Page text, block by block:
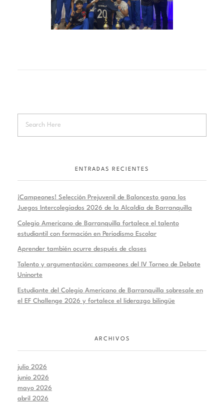
ENTRADAS RECIENTES
¡Campeones! Selección Prejuvenil de Baloncesto gana los
Juegos Intercolegiados 2026 de la Alcaldía de Barranquilla
Colegio Americano de Barranquilla fortalece el talento
estudiantil con formación en Periodismo Escolar
Aprender también ocurre después de clases
Talento y argumentación: campeones del IV Torneo de Debate
Uninorte
Estudiante del Colegio Americano de Barranquilla sobresale en
el EF Challenge 2026 y fortalece el liderazgo bilingüe
ARCHIVOS
julio 2026
junio 2026
mayo 2026
abril 2026